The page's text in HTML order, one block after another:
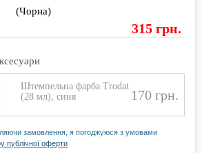
(Чорна)
315 грн.
Штемпельна фарба Trodat
(28 мл), синя
170 грн.
замовлення, я погоджуюся з умовами
публічної оферти